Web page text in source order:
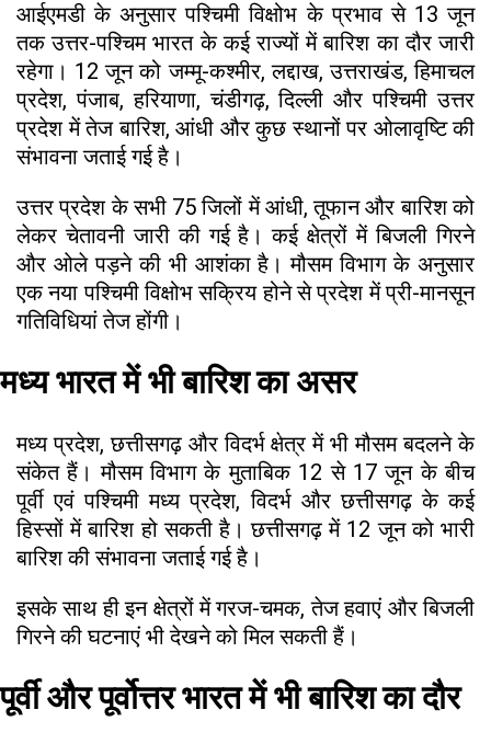
आईएमडी के अनुसार पश्चिमी विक्षोभ के प्रभाव से 13 जून
तक उत्तर-पश्चिम भारत के कई राज्यों में बारिश का दौर जारी
रहेगा। 12 जून को जम्मू-कश्मीर, लद्दाख, उत्तराखंड, हिमाचल
प्रदेश, पंजाब, हरियाणा, चंडीगढ़, दिल्ली और पश्चिमी उत्तर
प्रदेश में तेज बारिश, आंधी और कुछ स्थानों पर ओलावृष्टि की
संभावना जताई गई है।
उत्तर प्रदेश के सभी 75 जिलों में आंधी, तूफान और बारिश को
लेकर चेतावनी जारी की गई है। कई क्षेत्रों में बिजली गिरने
और ओले पड़ने की भी आशंका है। मौसम विभाग के अनुसार
एक नया पश्चिमी विक्षोभ सक्रिय होने से प्रदेश में प्री-मानसून
गतिविधियां तेज होंगी।
मध्य भारत में भी बारिश का असर
मध्य प्रदेश, छत्तीसगढ़ और विदर्भ क्षेत्र में भी मौसम बदलने के
संकेत हैं। मौसम विभाग के मुताबिक 12 से 17 जून के बीच
पूर्वी एवं पश्चिमी मध्य प्रदेश, विदर्भ और छत्तीसगढ़ के कई
हिस्सों में बारिश हो सकती है। छत्तीसगढ़ में 12 जून को भारी
बारिश की संभावना जताई गई है।
इसके साथ ही इन क्षेत्रों में गरज-चमक, तेज हवाएं और बिजली
गिरने की घटनाएं भी देखने को मिल सकती हैं।
पूर्वी और पूर्वोत्तर भारत में भी बारिश का दौर